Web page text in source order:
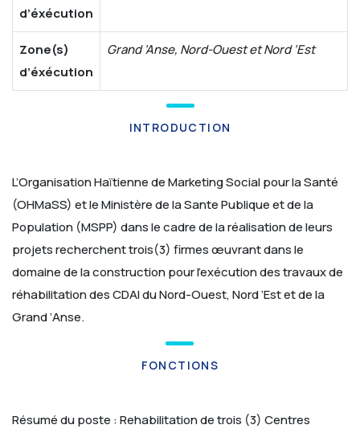
d’éxécution
Zone(s)
d’éxécution
Grand ’Anse, Nord-Ouest et Nord ’Est
INTRODUCTION
L’Organisation Haïtienne de Marketing Social pour la Santé
(OHMaSS) et le Ministère de la Sante Publique et de la
Population (MSPP) dans le cadre de la réalisation de leurs
projets recherchent trois(3) firmes œuvrant dans le
domaine de la construction pour l’exécution des travaux de
réhabilitation des CDAI du Nord-Ouest, Nord ‘Est et de la
Grand ‘Anse.
FONCTIONS
Résumé du poste :Rehabilitation de trois (3) Centres